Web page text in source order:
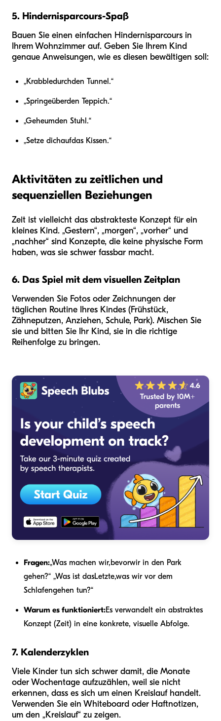
5. Hindernisparcours-Spaß
Bauen Sie einen einfachen Hindernisparcours in
Ihrem Wohnzimmer auf. Geben Sie Ihrem Kind
genaue Anweisungen, wie es diesen bewältigen soll:
„Krabbledurchden Tunnel.“
„Springeüberden Teppich.“
„Geheumden Stuhl.“
„Setze dichaufdas Kissen.“
Aktivitäten zu zeitlichen und
sequenziellen Beziehungen
Zeit ist vielleicht das abstrakteste Konzept für ein
kleines Kind. „Gestern“, „morgen“, „vorher“ und
„nachher“ sind Konzepte, die keine physische Form
haben, was sie schwer fassbar macht.
6. Das Spiel mit dem visuellen Zeitplan
Verwenden Sie Fotos oder Zeichnungen der
täglichen Routine Ihres Kindes (Frühstück,
Zähneputzen, Anziehen, Schule, Park). Mischen Sie
sie und bitten Sie Ihr Kind, sie in die richtige
Reihenfolge zu bringen.
Fragen:„Was machen wir,bevorwir in den Park
gehen?“ „Was ist dasLetzte,was wir vor dem
Schlafengehen tun?“
Warum es funktioniert:Es verwandelt ein abstraktes
Konzept (Zeit) in eine konkrete, visuelle Abfolge.
7. Kalenderzyklen
Viele Kinder tun sich schwer damit, die Monate
oder Wochentage aufzuzählen, weil sie nicht
erkennen, dass es sich um einen Kreislauf handelt.
Verwenden Sie ein Whiteboard oder Haftnotizen,
um den „Kreislauf“ zu zeigen.